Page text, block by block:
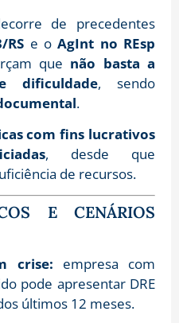
de precedentes
RS e oAgInt no REsp
que não basta a
dificuldade, sendo
.
com fins lucrativos
, desde que
de recursos.
E CENÁRIOS
crise: empresa com
pode apresentar DRE
últimos 12 meses.